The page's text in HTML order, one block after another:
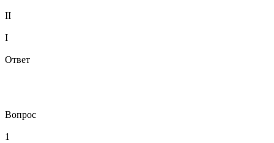
II
I
Ответ
Вопрос
1